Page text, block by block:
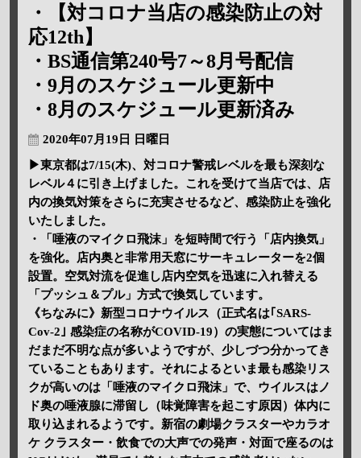
・【対コロナ当店の感染防止の対
応12th】
・BS通信第240号7～8月号配信
・9月のスケジュール更新中
・8月のスケジュール更新済み
2020年07月19日 日曜日
▶東京都は7/15(木)、対コロナ警戒レベルを最も深刻な
レベル４に引き上げました。これを受けて当店では、店
内の換気対策をさらに充実させるなど、感染防止を強化
いたしました。
・「唾液のマイクロ飛沫」を短時間で行う「店内換気」
を強化。店内奥と非常用天窓にサーキュレーターを2個
設置。空気対流を促進し店内空気を迅速に入れ替える
「プッシュ＆プル」方式で換気しています。
《ちなみに》新型コロナウイルス（正式名は｢SARS-
Cov-2｣ 感染症の名称がCOVID-19）の実態についてはま
だまだ不明な点が多いようですが、少しづつ分かってき
ていることもあります。それによるといま最も感染リス
クが高いのは「唾液のマイクロ飛沫」で、ウイルスはノ
ド奥の唾液腺に滞留し（味覚障害を起こす原因）体内に
取り込まれるようです。新宿の劇場クラスターやカラオ
ケ クラスター・飲食での大声での発声・対面で座るのは